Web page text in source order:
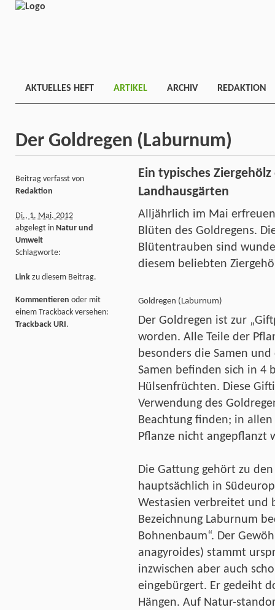
AKTUELLES HEFT ARTIKEL ARCHIV REDAKTION
Der Goldregen (Laburnum)
Ein typisches
Landhausgärten
Alljährlich im Mai
Blüten des Goldregens.
Blütentrauben sind
diesem beliebten
Goldregen (Laburnum)
Der Goldregen ist zur
worden. Alle Teile der
besonders die Samen
Samen befinden sich in 4
Hülsenfrüchten. Diese
Verwendung des
Beachtung finden; in
Pflanze nicht angepflanzt
Die Gattung gehört zu
hauptsächlich in
Westasien verbreitet und
Bezeichnung Laburnum
Bohnenbaum“. Der
anagyroides) stammt
inzwischen aber auch
eingebürgert. Er gedeiht
Hängen. Auf Natur-
Beitrag verfasst von
Redaktion
Di., 1. Mai. 2012
abgelegt in Natur und
Umwelt
Schlagworte:
Link zu diesem Beitrag.
Kommentieren oder mit
einem Trackback versehen:
Trackback URI.